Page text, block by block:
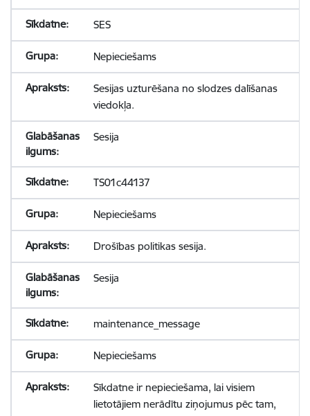
SES
Nepieciešams
Sesijas uzturēšana no slodzes dalīšanas
viedokļa.
Sesija
TS01c44137
Nepieciešams
Drošības politikas sesija.
Sesija
maintenance_message
Nepieciešams
Sīkdatne ir nepieciešama, lai visiem
lietotājiem nerādītu ziņojumus pēc tam,